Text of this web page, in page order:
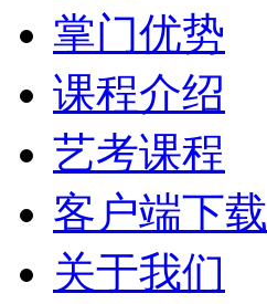
掌门优势
课程介绍
艺考课程
客户端下载
关于我们